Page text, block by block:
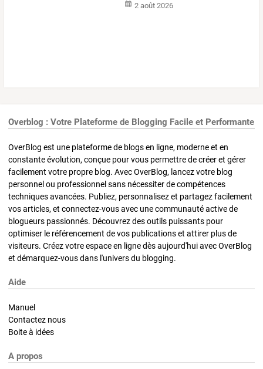
2 août 2026
Overblog : Votre Plateforme de Blogging Facile et Performante
OverBlog est une plateforme de blogs en ligne, moderne et en
constante évolution, conçue pour vous permettre de créer et gérer
facilement votre propre blog. Avec OverBlog, lancez votre blog
personnel ou professionnel sans nécessiter de compétences
techniques avancées. Publiez, personnalisez et partagez facilement
vos articles, et connectez-vous avec une communauté active de
blogueurs passionnés. Découvrez des outils puissants pour
optimiser le référencement de vos publications et attirer plus de
visiteurs. Créez votre espace en ligne dès aujourd'hui avec OverBlog
et démarquez-vous dans l'univers du blogging.
Aide
Manuel
Contactez nous
Boite à idées
A propos